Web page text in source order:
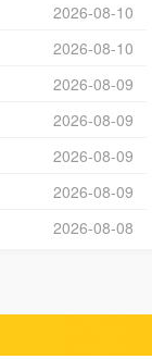
2026-08-10
2026-08-10
2026-08-09
2026-08-09
2026-08-09
2026-08-09
2026-08-08